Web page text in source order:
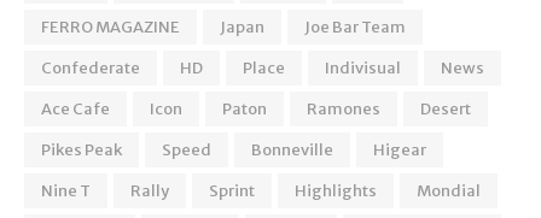
FERRO MAGAZINE
Japan
Joe Bar Team
Confederate
HD Place Indivisual
News
Ace Cafe
Icon Paton Ramones
Desert
Pikes Peak
Speed Bonneville
Higear
Nine T
Rally Sprint Highlights
Mondial